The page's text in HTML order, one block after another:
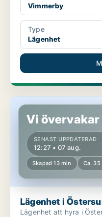
Vimmerby
Type
Lägenhet
Lägenhet i Östersund
Vi
SENAST UPPDATERAD
12:27 • 07 aug.
Skapad 13 min Ca. 35
Lägenhet i
Lägenhet att hyra i